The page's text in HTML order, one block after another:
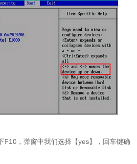
F10，弹窗中我们选择【yes】，回车键确